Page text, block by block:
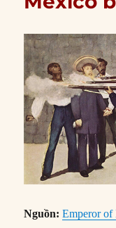
Nguồn:Emperor of